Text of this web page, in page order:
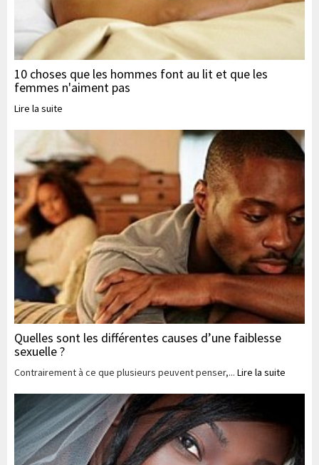
10 choses que les hommes font au lit et que les
femmes n'aiment pas
Lire la suite
Quelles sont les différentes causes d’une faiblesse
sexuelle ?
Contrairement à ce que plusieurs peuvent penser,... Lire la suite